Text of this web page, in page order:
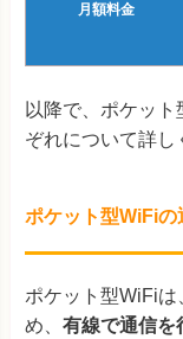
月額料金
以降で、ポケッ
ぞれについて詳し
ポケット型WiFiの
ポケット型WiFiは
め、 有線で通信を